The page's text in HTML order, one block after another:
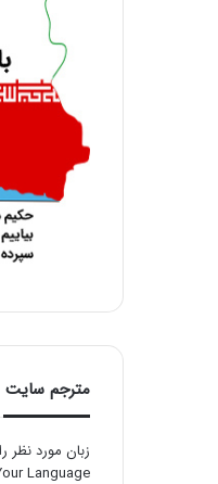
مترجم سایت
Language :